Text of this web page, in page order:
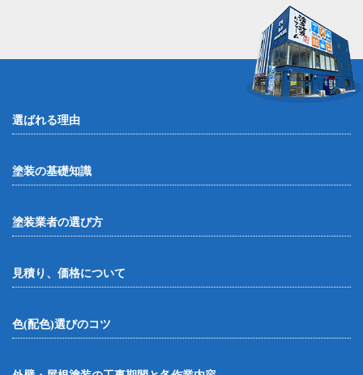
選ばれる理由
塗装の基礎知識
塗装業者の選び方
見積り、価格について
色(配色)選びのコツ